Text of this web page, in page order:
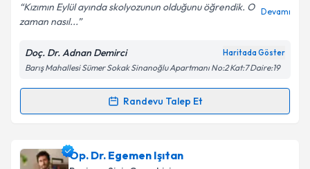
Kişisel verilerimin işlenmesine ilişkin
Aydınlatma
Metni'ni okudum ve kişisel verilerimin belirtilen
kapsamda işlenmesini kabul ediyorum.
Kızımın Eylül ayında skolyozunun olduğunu öğrendik. O
zaman nasıl...
Devamı
Doç. Dr. Adnan Demirci Haritada Göster
Barış Mahallesi Sümer Sokak Sinanoğlu Apartmanı No:2 Kat:7 Daire:19
Randevu Talep Et
Randevu Takvimi Talebi
Doç. Dr. Adnan Demirciiçin randevu takvimi talebi
Op. Dr. Egemen Işıtan